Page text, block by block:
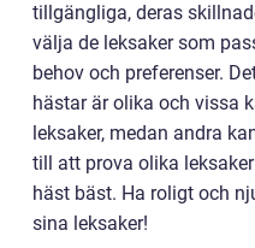
tillgängliga, deras
välja de leksaker som
behov och preferenser.
hästar är olika och vissa
leksaker, medan andra
till att prova olika
häst bäst. Ha roligt och
sina leksaker!